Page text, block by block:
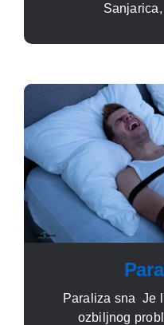
Paraliza sna Je
ozbiljnog